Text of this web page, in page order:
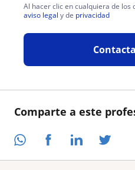
Comparte a este
Al hacer clic en cualquiera de los
aviso legal y de privacidad